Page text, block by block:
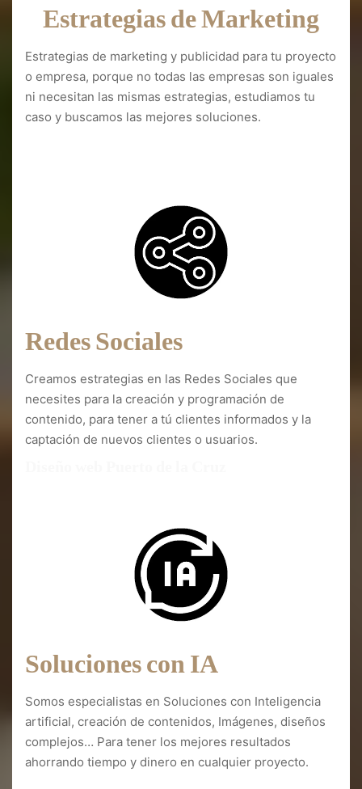
Estrategias de Marketing
Estrategias de marketing y publicidad para tu proyecto
o empresa, porque no todas las empresas son iguales
ni necesitan las mismas estrategias, estudiamos tu
caso y buscamos las mejores soluciones.
Redes Sociales
Creamos estrategias en las Redes Sociales que
necesites para la creación y programación de
contenido, para tener a tú clientes informados y la
captación de nuevos clientes o usuarios.
Soluciones con IA
Somos especialistas en Soluciones con Inteligencia
artificial, creación de contenidos, Imágenes, diseños
complejos… Para tener los mejores resultados
ahorrando tiempo y dinero en cualquier proyecto.